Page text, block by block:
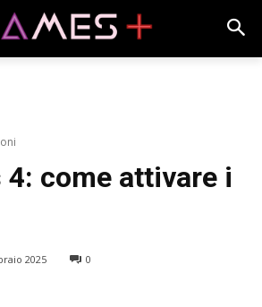
4: come attivare i
2025 0